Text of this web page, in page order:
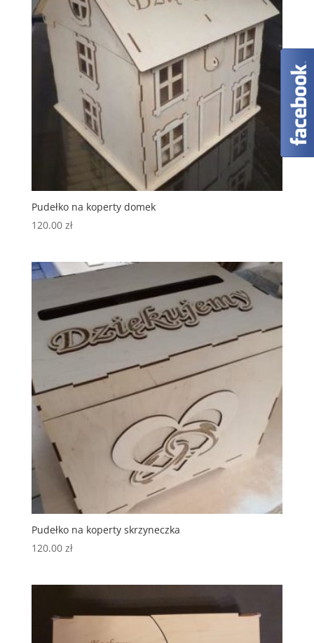
Pudełko na koperty domek
120.00 zł
Pudełko na koperty skrzyneczka
120.00 zł